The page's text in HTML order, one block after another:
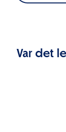
Var det